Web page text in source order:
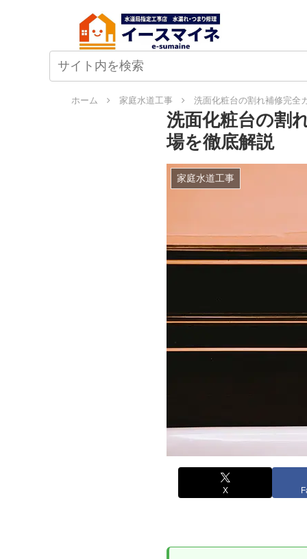
ホーム 家庭水道工事 洗面化粧台の割れ補修完全
洗面化粧台の割
場を徹底解説
家庭水道工事
X